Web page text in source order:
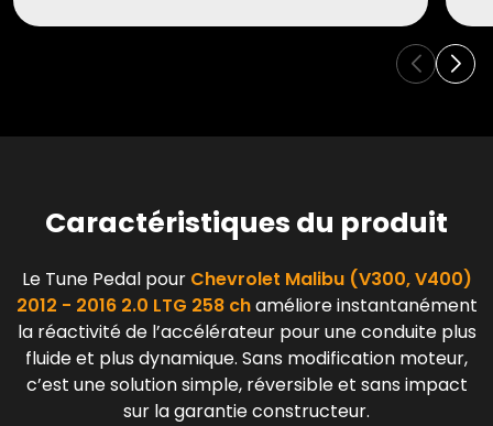
Caractéristiques du produit
Le Tune Pedal pour Chevrolet Malibu (V300, V400)
2012 - 2016 2.0 LTG 258 chaméliore instantanément
la réactivité de l’accélérateur pour une conduite plus
fluide et plus dynamique. Sans modification moteur,
c’est une solution simple, réversible et sans impact
sur la garantie constructeur.